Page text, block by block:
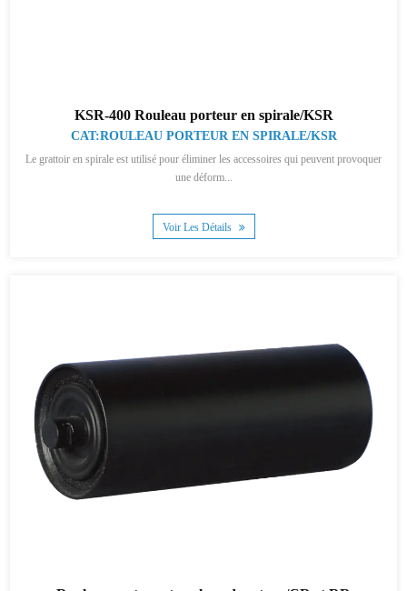
KSR-400 Rouleau porteur en spirale/KSR
CAT:ROULEAU PORTEUR EN SPIRALE/KSR
Le grattoir en spirale est utilisé pour éliminer les accessoires qui peuvent provoquer
une déform...
Voir Les Détails